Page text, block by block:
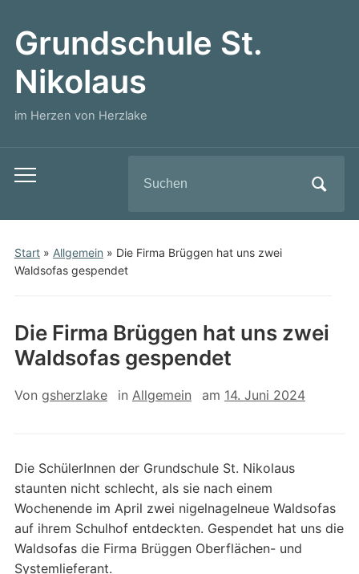
Grundschule St.
Nikolaus
im Herzen von Herzlake
Toggle
menu
for:
Start» Allgemein » Die Firma Brüggen hat uns zwei
Waldsofas gespendet
Die Firma Brüggen hat uns zwei
Waldsofas gespendet
Von gsherzlake in Allgemein am 14. Juni 2024
Die SchülerInnen der Grundschule St. Nikolaus
staunten nicht schlecht, als sie nach einem
Wochenende im April zwei nigelnagelneue Waldsofas
auf ihrem Schulhof entdeckten. Gespendet hat uns die
Waldsofas die Firma Brüggen Oberflächen- und
Systemlieferant.